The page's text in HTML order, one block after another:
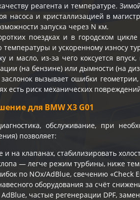
реагента и температуре.
насоса и кристаллизацией в
запуска через N км.
поездках и в городском
и ускоренному износу
и масло, из-за чего коксуется
(на бензине) или дымности (на
вызывает ошибки
есть риск механических
для BMW X3 G01
обслуживание, при
позволяет:
на клапанах, стабилизировать
— легче режим турбины, ниже
по NOx/AdBlue, свечению «Check
оборудования за счёт
частые регенерации DPF,